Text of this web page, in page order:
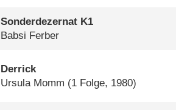
Sonderdezernat K1
Babsi Ferber
Derrick
Ursula Momm (1 Folge, 1980)